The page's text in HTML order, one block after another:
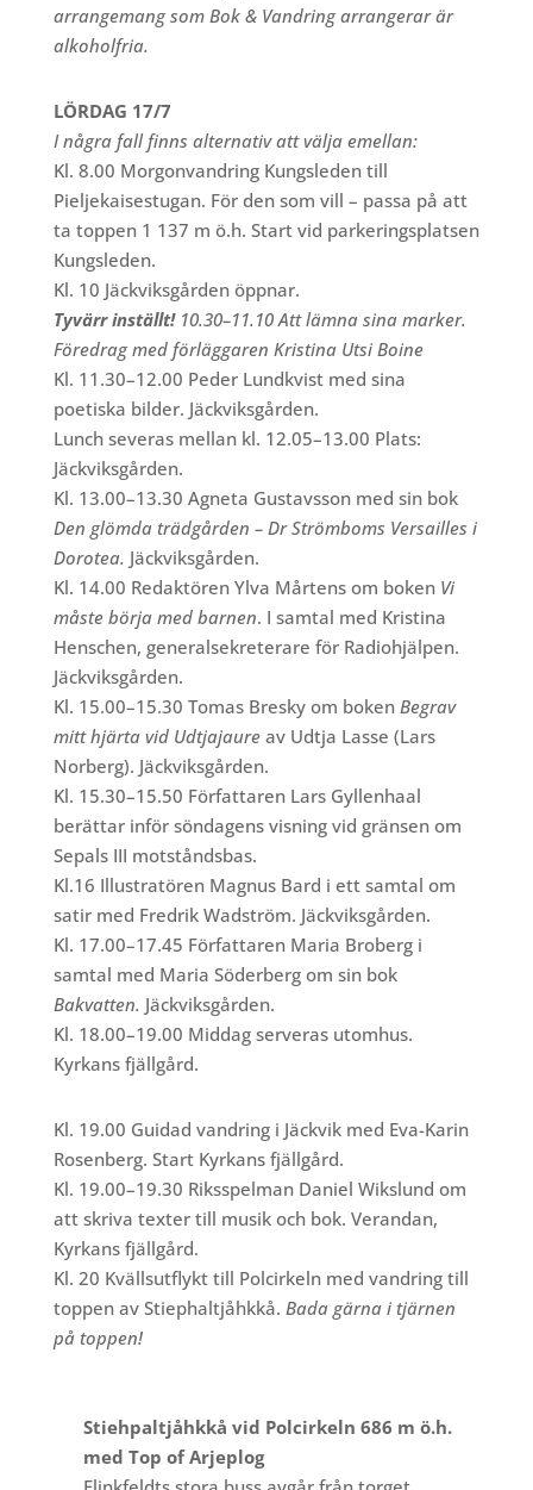
arrangemang som Bok & Vandring arrangerar är
alkoholfria.
LÖRDAG 17/7
I några fall finns alternativ att välja emellan:
Kl. 8.00 Morgonvandring Kungsleden till
Pieljekaisestugan. För den som vill – passa på att
ta toppen 1 137 m ö.h. Start vid parkeringsplatsen
Kungsleden.
Kl. 10 Jäckviksgården öppnar.
Tyvärr inställt!10.30–11.10 Att lämna sina marker.
Föredrag med förläggaren Kristina Utsi Boine
Kl. 11.30–12.00 Peder Lundkvist med sina
poetiska bilder. Jäckviksgården.
Lunch severas mellan kl. 12.05–13.00 Plats:
Jäckviksgården.
Kl. 13.00–13.30 Agneta Gustavsson med sin bok
Den glömda trädgården – Dr Strömboms Versailles i
Dorotea. Jäckviksgården.
Kl. 14.00 Redaktören Ylva Mårtens om boken Vi
måste börja med barnen. I samtal med Kristina
Henschen, generalsekreterare för Radiohjälpen.
Jäckviksgården.
Kl. 15.00–15.30 Tomas Bresky om boken Begrav
mitt hjärta vid Udtjajaureav Udtja Lasse (Lars
Norberg). Jäckviksgården.
Kl. 15.30–15.50 Författaren Lars Gyllenhaal
berättar inför söndagens visning vid gränsen om
Sepals III motståndsbas.
Kl.16 Illustratören Magnus Bard i ett samtal om
satir med Fredrik Wadström. Jäckviksgården.
Kl. 17.00–17.45 Författaren Maria Broberg i
samtal med Maria Söderberg om sin bok
Bakvatten. Jäckviksgården.
Kl. 18.00–19.00 Middag serveras utomhus.
Kyrkans fjällgård.
Kl. 19.00 Guidad vandring i Jäckvik med Eva-Karin
Rosenberg. Start Kyrkans fjällgård.
Kl. 19.00–19.30 Riksspelman Daniel Wikslund om
att skriva texter till musik och bok. Verandan,
Kyrkans fjällgård.
Kl. 20 Kvällsutflykt till Polcirkeln med vandring till
toppen av Stiephaltjåhkkå. Bada gärna i tjärnen
på toppen!
Stiehpaltjåhkkå vid Polcirkeln 686 m ö.h.
med Top of Arjeplog